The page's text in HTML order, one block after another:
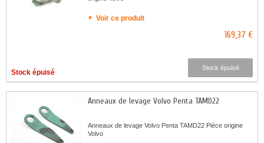
Voir ce produit
169,37 €
Stock épuisé
Stock épuisé
Anneaux de levage Volvo Penta TAMD22
Anneaux de levage Volvo Penta TAMD22 Pièce origine
Volvo